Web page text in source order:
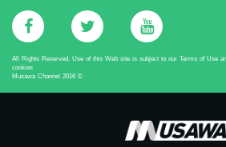
All Rights Reserved. Use of this Web site is subject to our Terms of Use
cookies
©
2016